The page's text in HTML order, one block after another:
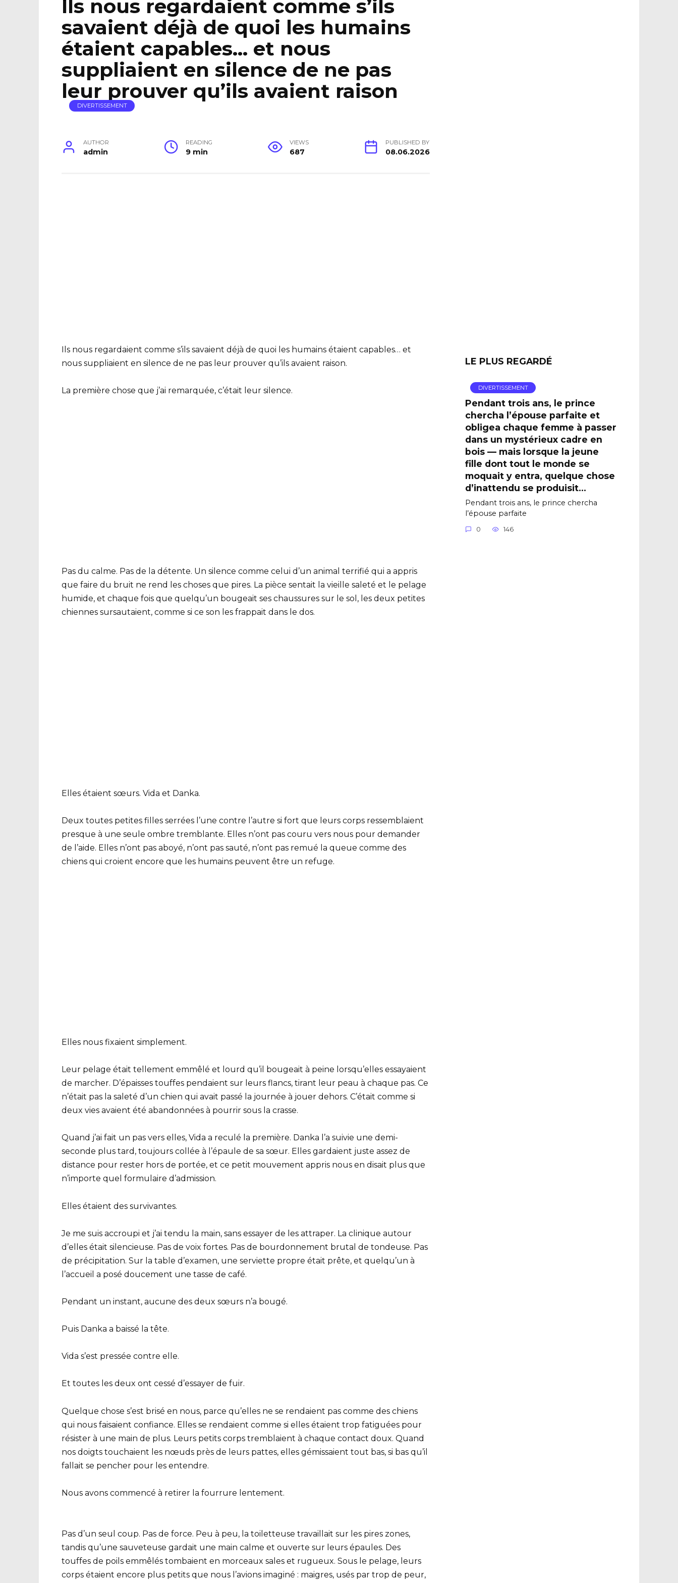
Ils nous regardaient comme s’ils
savaient déjà de quoi les humains
étaient capables… et nous
suppliaient en silence de ne pas
leur prouver qu’ils avaient raison
DIVERTISSEMENT
AUTHOR
admin
READING
9 min
VIEWS
687
PUBLISHED BY
08.06.2026
Ils nous regardaient comme s’ils savaient déjà de quoi les humains étaient capables… et
nous suppliaient en silence de ne pas leur prouver qu’ils avaient raison.
La première chose que j’ai remarquée, c’était leur silence.
Pas du calme. Pas de la détente. Un silence comme celui d’un animal terrifié qui a appris
que faire du bruit ne rend les choses que pires. La pièce sentait la vieille saleté et le pelage
humide, et chaque fois que quelqu’un bougeait ses chaussures sur le sol, les deux petites
chiennes sursautaient, comme si ce son les frappait dans le dos.
Elles étaient sœurs. Vida et Danka.
Deux toutes petites filles serrées l’une contre l’autre si fort que leurs corps ressemblaient
presque à une seule ombre tremblante. Elles n’ont pas couru vers nous pour demander
de l’aide. Elles n’ont pas aboyé, n’ont pas sauté, n’ont pas remué la queue comme des
chiens qui croient encore que les humains peuvent être un refuge.
Elles nous fixaient simplement.
Leur pelage était tellement emmêlé et lourd qu’il bougeait à peine lorsqu’elles essayaient
de marcher. D’épaisses touffes pendaient sur leurs flancs, tirant leur peau à chaque pas. Ce
n’était pas la saleté d’un chien qui avait passé la journée à jouer dehors. C’était comme si
deux vies avaient été abandonnées à pourrir sous la crasse.
Quand j’ai fait un pas vers elles, Vida a reculé la première. Danka l’a suivie une demi-
seconde plus tard, toujours collée à l’épaule de sa sœur. Elles gardaient juste assez de
distance pour rester hors de portée, et ce petit mouvement appris nous en disait plus que
n’importe quel formulaire d’admission.
Elles étaient des survivantes.
Je me suis accroupi et j’ai tendu la main, sans essayer de les attraper. La clinique autour
d’elles était silencieuse. Pas de voix fortes. Pas de bourdonnement brutal de tondeuse. Pas
de précipitation. Sur la table d’examen, une serviette propre était prête, et quelqu’un à
l’accueil a posé doucement une tasse de café.
Pendant un instant, aucune des deux sœurs n’a bougé.
Puis Danka a baissé la tête.
Vida s’est pressée contre elle.
Et toutes les deux ont cessé d’essayer de fuir.
Quelque chose s’est brisé en nous, parce qu’elles ne se rendaient pas comme des chiens
qui nous faisaient confiance. Elles se rendaient comme si elles étaient trop fatiguées pour
résister à une main de plus. Leurs petits corps tremblaient à chaque contact doux. Quand
nos doigts touchaient les nœuds près de leurs pattes, elles gémissaient tout bas, si bas qu’il
fallait se pencher pour les entendre.
Nous avons commencé à retirer la fourrure lentement.
Pas d’un seul coup. Pas de force. Peu à peu, la toiletteuse travaillait sur les pires zones,
tandis qu’une sauveteuse gardait une main calme et ouverte sur leurs épaules. Des
touffes de poils emmêlés tombaient en morceaux sales et rugueux. Sous le pelage, leurs
corps étaient encore plus petits que nous l’avions imaginé : maigres, usés par trop de peur,
LE PLUS REGARDÉ
DIVERTISSEMENT
Pendant trois ans, le prince
chercha l’épouse parfaite et
obligea chaque femme à passer
dans un mystérieux cadre en
bois — mais lorsque la jeune
fille dont tout le monde se
moquait y entra, quelque chose
d’inattendu se produisit…
Pendant trois ans, le prince chercha
l’épouse parfaite
0 146